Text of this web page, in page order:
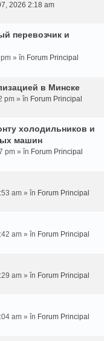
2026 2:18 am
перевозчик и
» în Forum Principal
в Минске
pm » în Forum Principal
холодильников и
машин
pm » în Forum Principal
am » în Forum Principal
am » în Forum Principal
am » în Forum Principal
am » în Forum Principal